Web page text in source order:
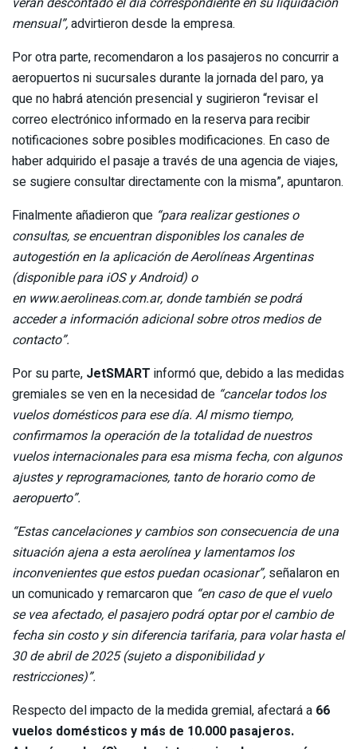
mensual”,advirtieron desde la empresa.
Por otra parte, recomendaron a los pasajeros no concurrir a
aeropuertos ni sucursales durante la jornada del paro, ya
que no habrá atención presencial y sugirieron “revisar el
correo electrónico informado en la reserva para recibir
notificaciones sobre posibles modificaciones. En caso de
haber adquirido el pasaje a través de una agencia de viajes,
se sugiere consultar directamente con la misma”, apuntaron.
Finalmente añadieron que “para realizar gestiones o
consultas, se encuentran disponibles los canales de
autogestión en la aplicación de Aerolíneas Argentinas
(disponible para iOS y Android) o
en www.aerolineas.com.ar, donde también se podrá
acceder a información adicional sobre otros medios de
contacto”.
Por su parte, JetSMART informó que, debido a las medidas
gremiales se ven en la necesidad de “cancelar todos los
vuelos domésticos para ese día. Al mismo tiempo,
confirmamos la operación de la totalidad de nuestros
vuelos internacionales para esa misma fecha, con algunos
ajustes y reprogramaciones, tanto de horario como de
aeropuerto”.
“Estas cancelaciones y cambios son consecuencia de una
situación ajena a esta aerolínea y lamentamos los
inconvenientes que estos puedan ocasionar”, señalaron en
un comunicado y remarcaron que “en caso de que el vuelo
se vea afectado, el pasajero podrá optar por el cambio de
fecha sin costo y sin diferencia tarifaria, para volar hasta el
30 de abril de 2025 (sujeto a disponibilidad y
restricciones)”.
Respecto del impacto de la medida gremial, afectará a 66
vuelos domésticos y más de 10.000 pasajeros.